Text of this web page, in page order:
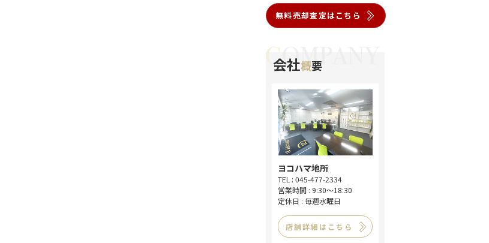
無料売却査定はこちら
会社概要
ヨコハマ地所
TEL : 045-477-2334
営業時間 : 9:30～18:30
定休日 : 毎週水曜日
店舗詳細はこちら